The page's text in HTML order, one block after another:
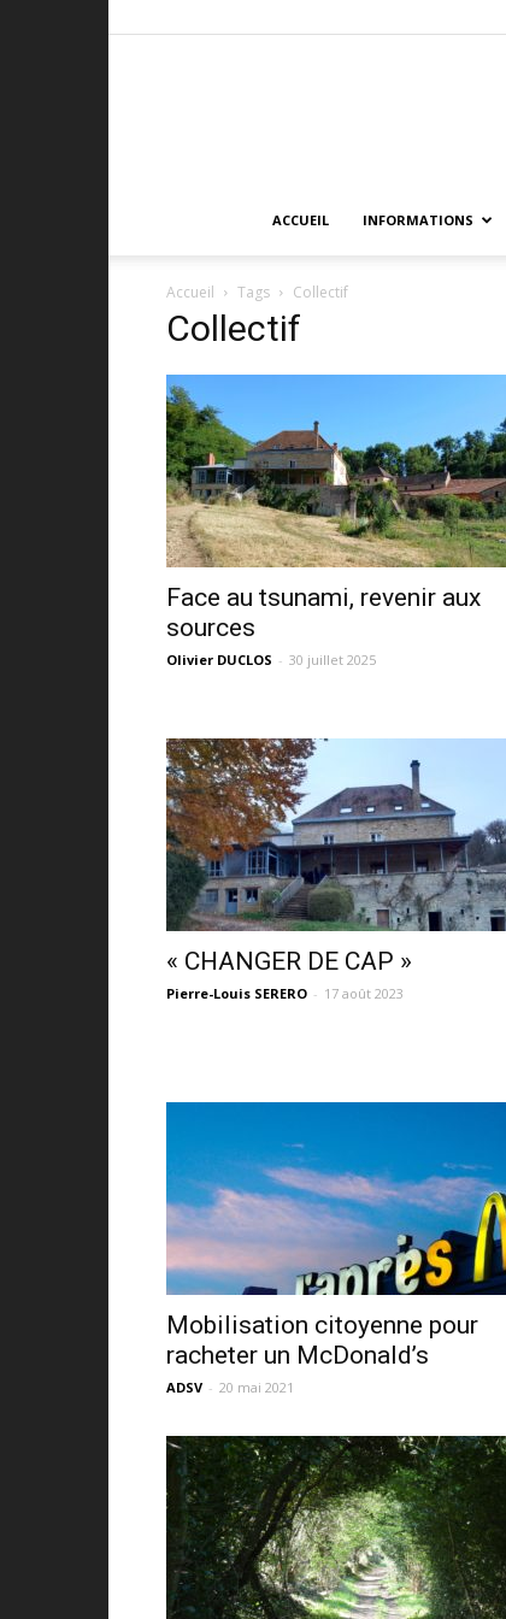
ACCUEIL INFORMATIONS
Accueil Tags Collectif
Collectif
Face au tsunami, revenir aux
sources
Olivier DUCLOS - 30 juillet 2025
« CHANGER DE CAP »
Pierre-Louis SERERO - 17 août 2023
Mobilisation citoyenne pour
racheter un McDonald’s
ADSV - 20 mai 2021